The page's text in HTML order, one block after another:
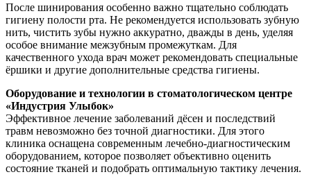
После шинирования особенно важно тщательно соблюдать
гигиену полости рта. Не рекомендуется использовать зубную
нить, чистить зубы нужно аккуратно, дважды в день, уделяя
особое внимание межзубным промежуткам. Для
качественного ухода врач может рекомендовать специальные
ёршики и другие дополнительные средства гигиены.
Оборудование и технологии в стоматологическом центре
«Индустрия Улыбок»
Эффективное лечение заболеваний дёсен и последствий
травм невозможно без точной диагностики. Для этого
клиника оснащена современным лечебно-диагностическим
оборудованием, которое позволяет объективно оценить
состояние тканей и подобрать оптимальную тактику лечения.